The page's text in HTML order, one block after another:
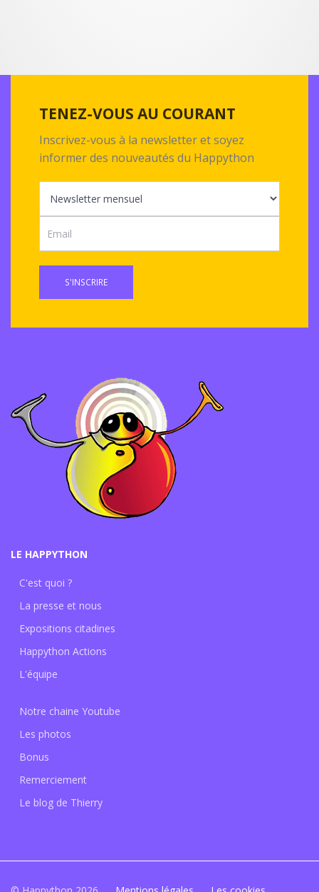
TENEZ-VOUS AU COURANT
Inscrivez-vous à la newsletter et soyez
informer des nouveautés du Happython
S'INSCRIRE
LE HAPPYTHON
C'est quoi ?
La presse et nous
Expositions citadines
Happython Actions
L'équipe
Notre chaine Youtube
Les photos
Bonus
Remerciement
Le blog de Thierry